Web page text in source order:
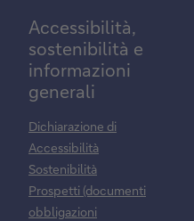
Accessibilità,
sostenibilità e
informazioni
generali
Dichiarazione di
Accessibilità
Sostenibilità
Prospetti (documenti
obbligazioni